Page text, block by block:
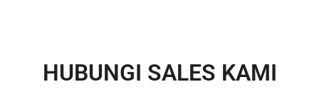
HUBUNGI SALES KAMI